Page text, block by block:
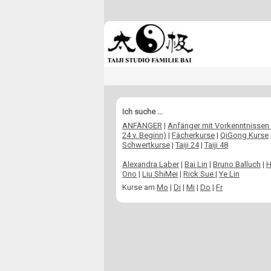
Ich suche ...
ANFÄNGER | Anfänger mit Vorkenntnissen
24 v. Beginn) | Fächerkurse | QiGong Kurse |
Schwertkurse |Taiji 24|Taiji 48
Alexandra Laber| Bai Lin | Bruno Balluch |
Ono | Liu ShiMei | Rick Sue | Ye Lin
Kurse am Mo | Di | Mi | Do | Fr